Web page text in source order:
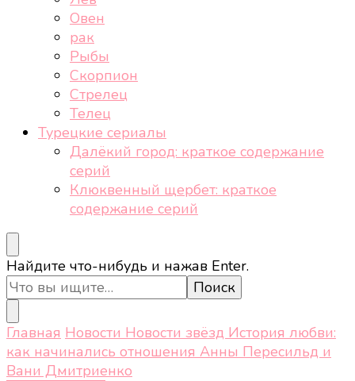
Овен
рак
Рыбы
Скорпион
Стрелец
Телец
Турецкие сериалы
Далёкий город: краткое содержание
серий
Клюквенный щербет: краткое
содержание серий
Ищите
что-
то?
Найдите что-нибудь и нажав Enter.
Главная Новости Новости звёзд История любви:
как начинались отношения Анны Пересильд и
Вани Дмитриенко